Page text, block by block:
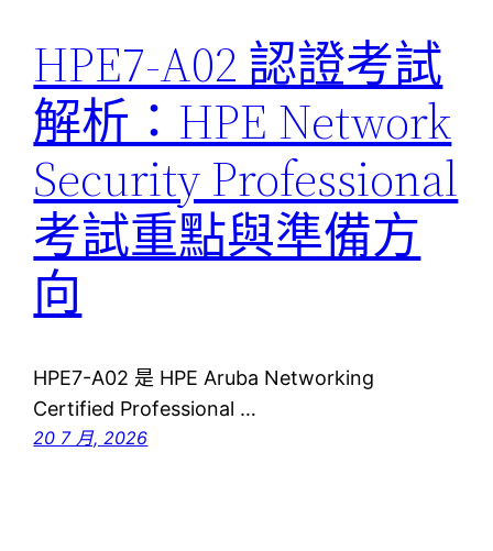
HPE7-A02 認證考試
解析：HPE Network
Security Professional
考試重點與準備方
向
HPE7-A02 是 HPE Aruba Networking
Certified Professional …
20 7 月, 2026